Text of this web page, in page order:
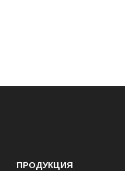
ПРОДУКЦИЯ